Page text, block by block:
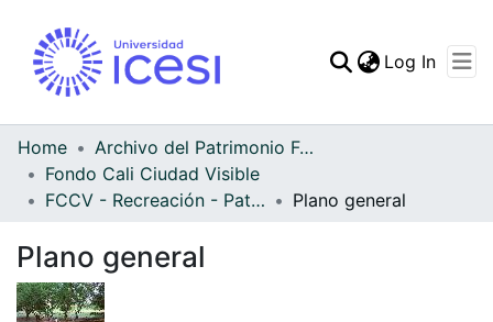
Log In
Home
Archivo del Patrimonio Fotográfico y Fílmico del Valle del Cauca
Fondo Cali Ciudad Visible
FCCV - Recreación - Patrimonial
Plano general
Plano general